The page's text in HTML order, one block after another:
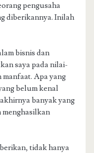
pengusaha
diberikannya. Inilah
bisnis dan
saya pada nilai-
Apa yang
belum kenal
banyak yang
menghasilkan
tidak hanya